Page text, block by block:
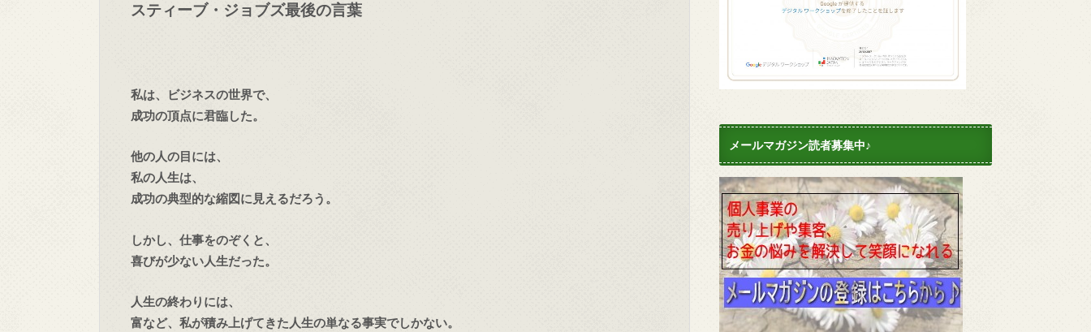
スティーブ・ジョブズ最後の言葉
私は、ビジネスの世界で、
成功の頂点に君臨した。
他の人の目には、
私の人生は、
成功の典型的な縮図に見えるだろう。
しかし、仕事をのぞくと、
喜びが少ない人生だった。
人生の終わりには、
富など、私が積み上げてきた人生の単なる事実でしかない。
メールマガジン読者募集中♪